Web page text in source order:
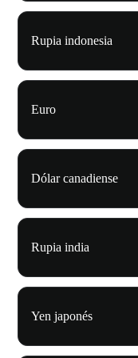
Rupia indonesia
Euro
Dólar canadiense
Rupia india
Yen japonés